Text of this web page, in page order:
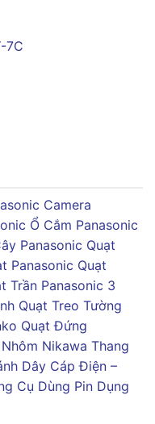
Camera
Ổ Cắm Panasonic
Panasonic Quạt
Panasonic Quạt
Trần Panasonic 3
Quạt Treo Tường
Quạt Đứng
Nikawa Thang
Dây Cáp Điện –
Cụ Dùng Pin Dụng